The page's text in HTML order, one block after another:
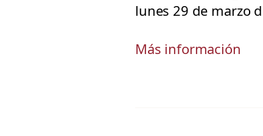
lunes 29 de marzo
Más información